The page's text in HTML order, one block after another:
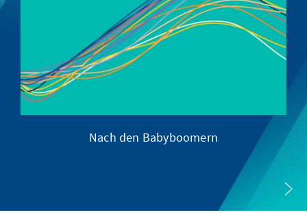
Nach den Babyboomern